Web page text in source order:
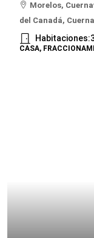
Morelos,
del Canadá,
Habitaciones:
CASA,